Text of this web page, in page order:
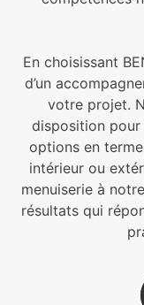
En choisissant
d’un
votre projet.
disposition pour
options en
intérieur ou
menuiserie à
résultats qui